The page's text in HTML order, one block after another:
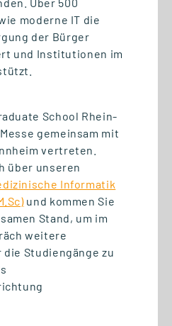
(MBA)
moderne IT die
der Bürger
und Institutionen im
School Rhein-
gemeinsam mit
vertreten.
über unseren
Informatik
und kommen Sie
Stand, um im
weitere
Studiengänge zu